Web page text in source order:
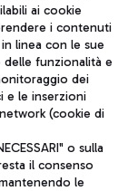
da Roma
ai cookie
i contenuti
linea con le sue
funzionalità e
dei
e le inserzioni
(cookie di
o sulla
il consenso
le